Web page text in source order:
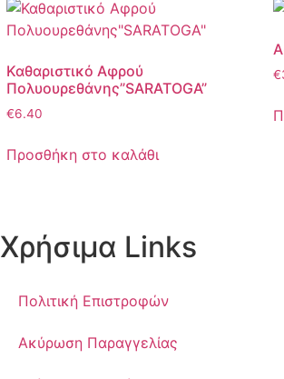
Καθαριστικό Αφρού
Πολυουρεθάνης”SARATOGA”
€6.40
Προσθήκη στο καλάθι
€
Χρήσιμα Links
Πολιτική Επιστροφών
Ακύρωση Παραγγελίας